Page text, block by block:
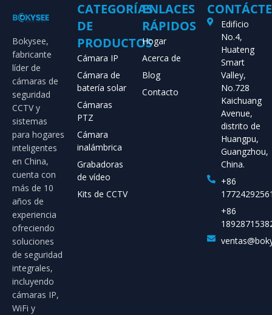
Bokysee,
fabricante
líder de
cámaras de
seguridad
CCTV y
sistemas
para hogares
inteligentes
en China,
cuenta con
más de 10
años de
experiencia
ofreciendo
soluciones
de seguridad
integrales,
incluyendo
cámaras IP,
WiFi y
CATEGORÍAS
DE
PRODUCTOS
Cámara IP
Cámara de
batería solar
Cámaras
PTZ
Cámara
inalámbrica
Grabadoras
de vídeo
Kits de CCTV
ENLACES
RÁPIDOS
Hogar
Acerca de
Blog
Contacto
Edificio
No.4,
Huateng
Smart
Valley,
No.728
Kaichuang
Avenue,
distrito de
Huangpu,
Guangzhou,
China.
+86
+86